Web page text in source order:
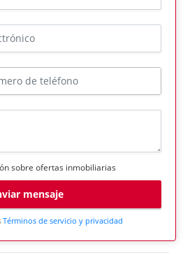
sobre ofertas inmobiliarias
mensaje
Términos de servicio y privacidad